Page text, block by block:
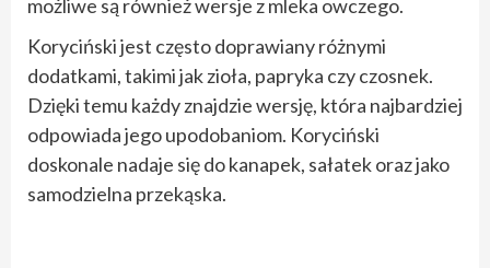
możliwe są również wersje z mleka owczego.
Koryciński jest często doprawiany różnymi
dodatkami, takimi jak zioła, papryka czy czosnek.
Dzięki temu każdy znajdzie wersję, która najbardziej
odpowiada jego upodobaniom. Koryciński
doskonale nadaje się do kanapek, sałatek oraz jako
samodzielna przekąska.